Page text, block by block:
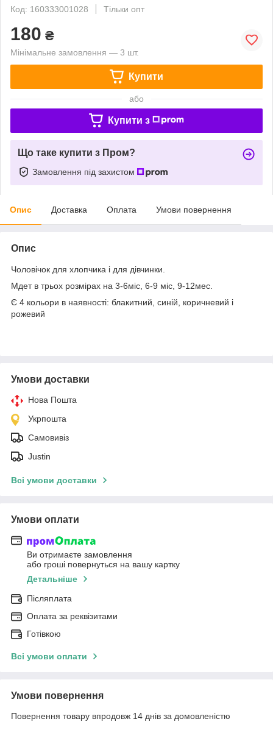
Код: 160333001028
Тільки опт
180 ₴
Мінімальне замовлення — 3 шт.
Купити
або
Купити з
Що таке купити з Пром?
Замовлення під захистом
Опис Доставка Оплата Умови повернення
Опис
Чоловічок для хлопчика і для дівчинки.
Мдет в трьох розмірах на 3-6міс, 6-9 міс, 9-12мес.
Є 4 кольори в наявності: блакитний, синій, коричневий і
рожевий
Умови доставки
Нова Пошта
Укрпошта
Самовивіз
Justin
Всі умови доставки
Умови оплати
Ви отримаєте замовлення
або гроші повернуться на вашу картку
Детальніше
Післяплата
Оплата за реквізитами
Готівкою
Всі умови оплати
Умови повернення
Повернення товару впродовж 14 днів за домовленістю